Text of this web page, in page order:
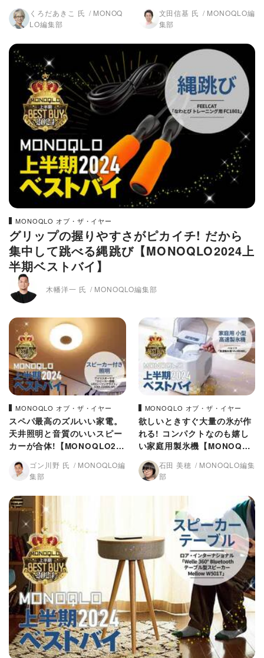
024上半期ベストバイ】
くろだあきこ 氏
MONOQ
LO編集部
文田信基 氏
MONOQLO編
集部
MONOQLO オブ・ザ・イヤー
グリップの握りやすさがピカイチ! だから
集中して跳べる縄跳び【MONOQLO2024上
半期ベストバイ】
木幡洋一 氏 MONOQLO編集部
MONOQLO オブ・ザ・イヤー
スペパ最高のズルいい家電。
天井照明と音質のいいスピー
カーが合体!【MONOQLO20
24上半期ベストバイ】
ゴン川野 氏
MONOQLO編
集部
MONOQLO オブ・ザ・イヤー
欲しいときすぐ大量の氷が作
れる! コンパクトなのも嬉し
い家庭用製氷機【MONOQLO
2024上半期ベストバイ】
石田 美穂
MONOQLO編集
部